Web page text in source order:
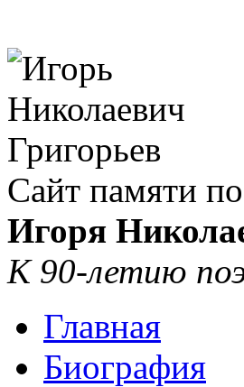
Сайт памяти
Игоря
К 90-летию
Главная
Биография